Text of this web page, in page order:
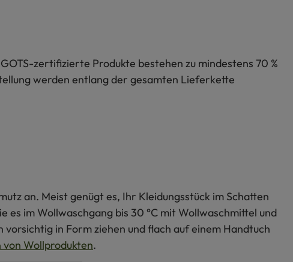
zertifizierte Produkte bestehen zu mindestens 70 %
werden entlang der gesamten Lieferkette
an. Meist genügt es, Ihr Kleidungsstück im Schatten
im Wollwaschgang bis 30 °C mit Wollwaschmittel und
in Form ziehen und flach auf einem Handtuch
von Wollprodukten.